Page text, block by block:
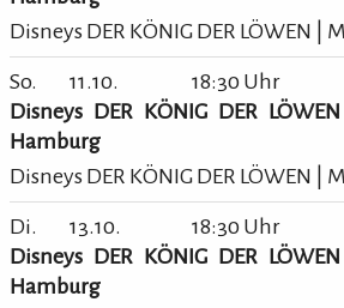
Disneys DER KÖNIG DER LÖWEN |
So. 11.10.
18:30 Uhr
Disneys DER KÖNIG DER
Hamburg
Disneys DER KÖNIG DER LÖWEN |
Di. 13.10.
18:30 Uhr
Disneys DER KÖNIG DER
Hamburg